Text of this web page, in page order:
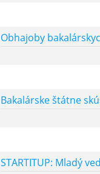
Obhajoby
Bakalárske štátne
STARTITUP: Mladý